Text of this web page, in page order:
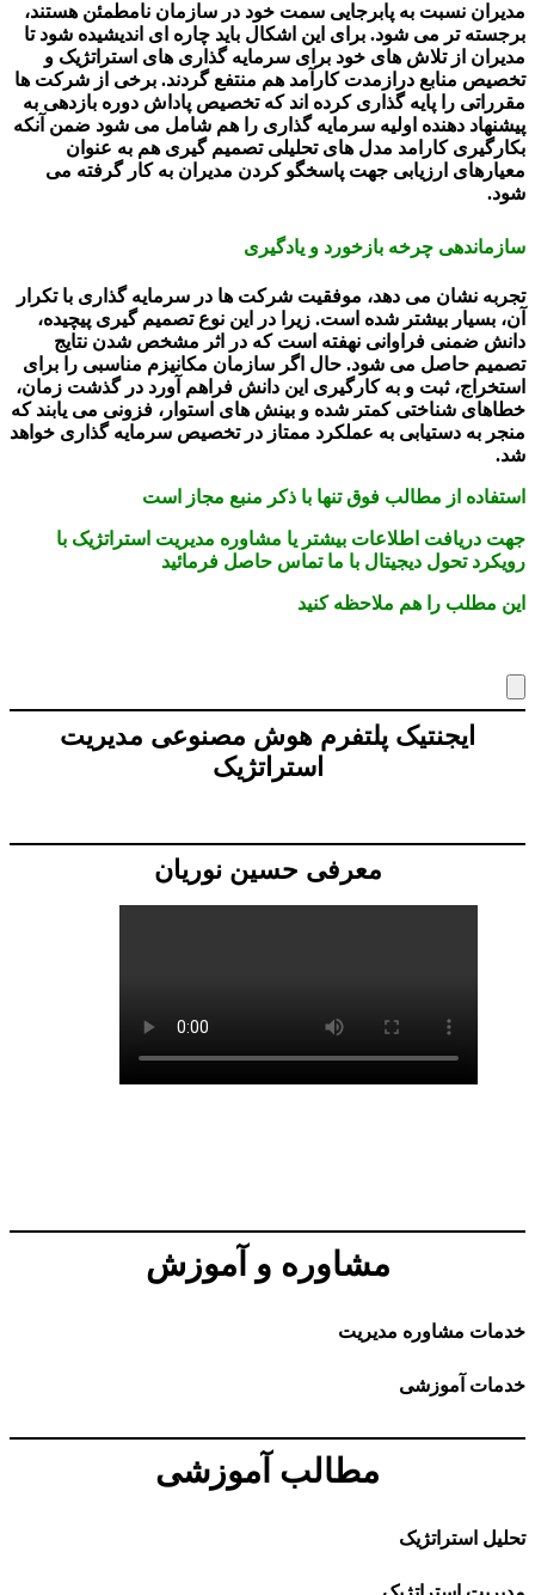
مدیران نسبت به پابرجایی سمت خود در سازمان نامطمئن هستند،
برجسته تر می شود. برای این اشکال باید چاره ای اندیشیده شود تا
مدیران از تلاش های خود برای سرمایه گذاری های استراتژیک و
تخصیص منابع درازمدت کارآمد هم منتفع گردند. برخی از شرکت ها
مقرراتی را پایه گذاری کرده اند که تخصیص پاداش دوره بازدهی به
پیشنهاد دهنده اولیه سرمایه گذاری را هم شامل می شود ضمن آنکه
بکارگیری کارامد مدل های تحلیلی تصمیم گیری هم به عنوان
معیارهای ارزیابی جهت پاسخگو کردن مدیران به کار گرفته می
شود.
سازماندهی چرخه بازخورد و یادگیری
تجربه نشان می دهد، موفقیت شرکت ها در سرمایه گذاری با تکرار
آن، بسیار بیشتر شده است. زیرا در این نوع تصمیم گیری پیچیده،
دانش ضمنی فراوانی نهفته است که در اثر مشخص شدن نتایج
تصمیم حاصل می شود. حال اگر سازمان مکانیزم مناسبی را برای
استخراج، ثبت و به کارگیری این دانش فراهم آورد در گذشت زمان،
خطاهای شناختی کمتر شده و بینش های استوار، فزونی می یابند که
منجر به دستیابی به عملکرد ممتاز در تخصیص سرمایه گذاری خواهد
شد.
استفاده از مطالب فوق تنها با ذکر منبع مجاز است
جهت دریافت اطلاعات بیشتر یا مشاوره مدیریت استراتژیک با
رویکرد تحول دیجیتال با ما تماس حاصل فرمائید
این مطلب را هم ملاحظه کنید
ایجنتیک پلتفرم هوش مصنوعی مدیریت
استراتژیک
معرفی حسین نوریان
مشاوره و آموزش
خدمات مشاوره مدیریت
خدمات آموزشی
مطالب آموزشی
تحلیل استراتژیک